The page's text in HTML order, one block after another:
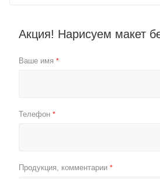
Акция! Нарисуем макет
Ваше имя *
Телефон *
Продукция, комментарии *